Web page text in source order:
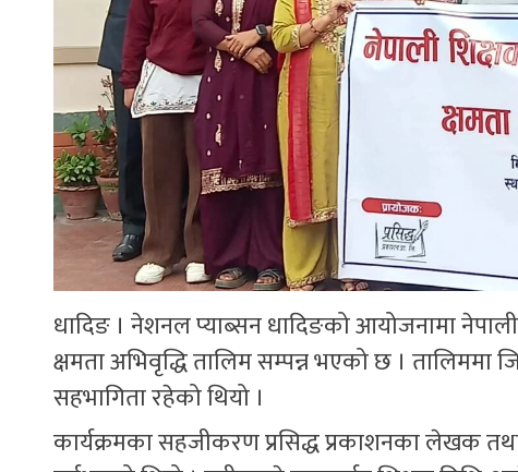
धादिङ । नेशनल प्याब्सन धादिङको आयोजनामा
क्षमता अभिवृद्धि तालिम सम्पन्न भएको छ । तालिममा
सहभागिता रहेको थियो ।
कार्यक्रमका सहजीकरण प्रसिद्ध प्रकाशनका लेखक